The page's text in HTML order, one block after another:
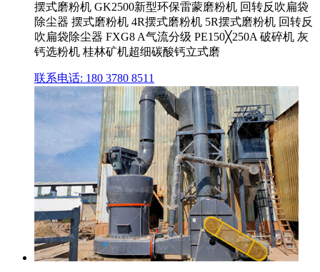
摆式磨粉机 GK2500新型环保雷蒙磨粉机 回转反吹扁袋
除尘器 摆式磨粉机 4R摆式磨粉机 5R摆式磨粉机 回转反
吹扁袋除尘器 FXG8 A气流分级 PE150╳250A 破碎机 灰
钙选粉机 桂林矿机超细碳酸钙立式磨
联系电话: 180 3780 8511